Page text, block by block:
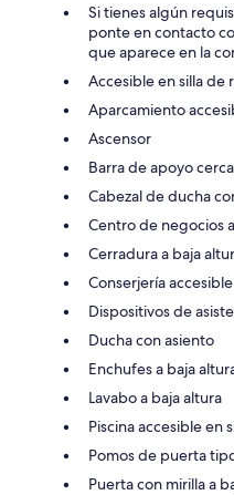
Si tienes algún
ponte en contacto
que aparece en la
Accesible en silla de
Aparcamiento
Ascensor
Barra de apoyo
Cabezal de ducha
Centro de negocios
Cerradura a baja
Conserjería
Dispositivos de
Ducha con asiento
Enchufes a baja
Lavabo a baja altura
Piscina accesible en
Pomos de puerta
Puerta con mirilla a